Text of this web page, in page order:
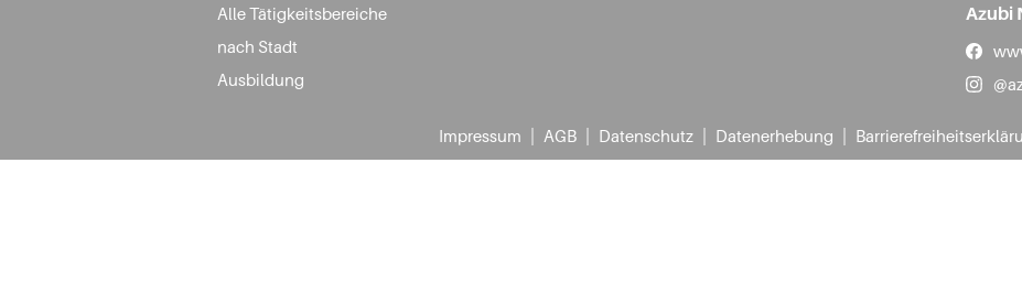
Alle Tätigkeitsbereiche
nach Stadt
Ausbildung
Azubi
Impressum AGB Datenschutz Datenerhebung